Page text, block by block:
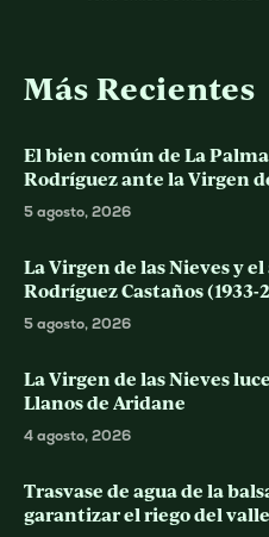
Más Recientes
El bien común de La
Rodríguez ante la Virgen
5 agosto, 2026
La Virgen de las Nieves y
Rodríguez Castaños (1933-
5 agosto, 2026
La Virgen de las Nieves
Llanos de Aridane
4 agosto, 2026
Trasvase de agua de la
garantizar el riego del